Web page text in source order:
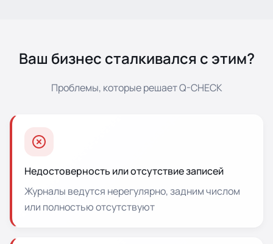
Ваш бизнес сталкивался с этим?
Проблемы, которые решает Q-CHECK
Недостоверность или отсутствие записей
Журналы ведутся нерегулярно, задним числом
или полностью отсутствуют